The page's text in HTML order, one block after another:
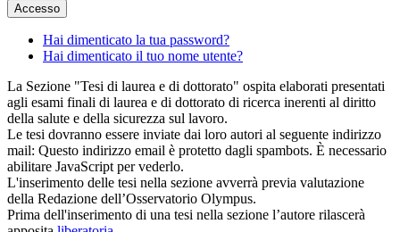
Accesso
Hai dimenticato la tua password?
Hai dimenticato il tuo nome utente?
La Sezione "Tesi di laurea e di dottorato" ospita elaborati presentati
agli esami finali di laurea e di dottorato di ricerca inerenti al diritto
della salute e della sicurezza sul lavoro.
Le tesi dovranno essere inviate dai loro autori al seguente indirizzo
mail: Questo indirizzo email è protetto dagli spambots. È necessario
abilitare JavaScript per vederlo.
L'inserimento delle tesi nella sezione avverrà previa valutazione
della Redazione dell’Osservatorio Olympus.
Prima dell'inserimento di una tesi nella sezione l’autore rilascerà